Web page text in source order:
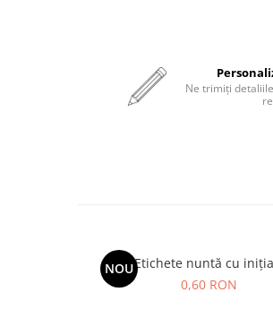
Ne trimiți
NOUEtichete nuntă cu
0,60 RON